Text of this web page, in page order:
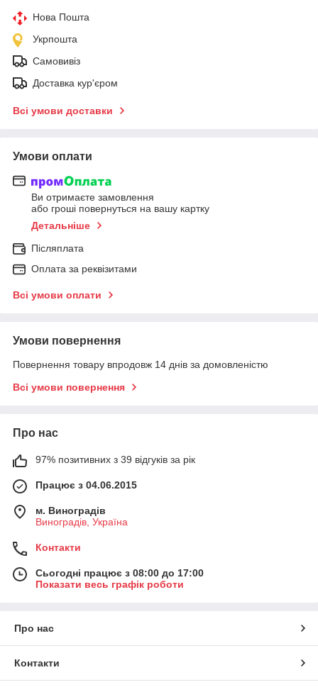
Нова Пошта
Укрпошта
Самовивіз
Доставка кур'єром
Всі умови доставки
Умови оплати
Ви отримаєте замовлення
або гроші повернуться на вашу картку
Детальніше
Післяплата
Оплата за реквізитами
Всі умови оплати
Умови повернення
Повернення товару впродовж 14 днів за домовленістю
Всі умови повернення
Про нас
97% позитивних з 39 відгуків за рік
Працює з 04.06.2015
м. Виноградів
Виноградів, Україна
Контакти
Сьогодні працює з 08:00 до 17:00
Показати весь графік роботи
Про нас
Контакти